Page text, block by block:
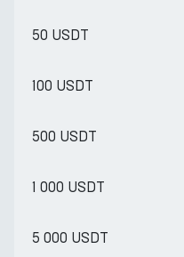
50 USDT
100 USDT
500 USDT
1 000 USDT
5 000 USDT